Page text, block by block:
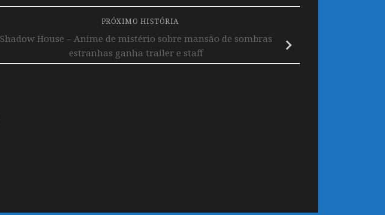
PRÓXIMO HISTÓRIA
Shadow House – Anime de mistério sobre mansão de sombras
estranhas ganha trailer e staff